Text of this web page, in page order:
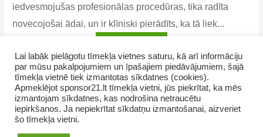
iedvesmojušas profesionālas procedūras, tika radīta
novecojošai ādai, un ir klīniski pierādīts, ka tā liek...
Labs™
ādas
tekstūras
atjaunošanas
sistēma
Copyright © 2026 NamaMama.lv
Lai labāk pielāgotu tīmekļa vietnes saturu, kā arī informāciju
par mūsu pakalpojumiem un īpašajiem piedāvājumiem, šajā
tīmekļa vietnē tiek izmantotas sīkdatnes (cookies).
Apmeklējot sponsor21.lt tīmekļa vietni, jūs piekrītat, ka mēs
izmantojam sīkdatnes, kas nodrošina netraucētu
iepirkšanos. Ja nepiekrītat sīkdatņu izmantošanai, aizveriet
šo tīmekļa vietni.